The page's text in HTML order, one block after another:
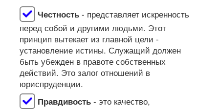
Честность - представляет искренность
перед собой и другими людьми. Этот
принцип вытекает из главной цели -
установление истины. Служащий должен
быть убежден в правоте собственных
действий. Это залог отношений в
юриспруденции.
Правдивость - это качество,